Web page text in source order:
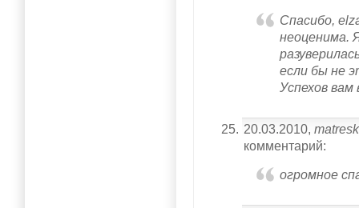
Спасибо,
неоценима.
если бы не
Успехов вам
20.03.2010,
комментарий:
огромное